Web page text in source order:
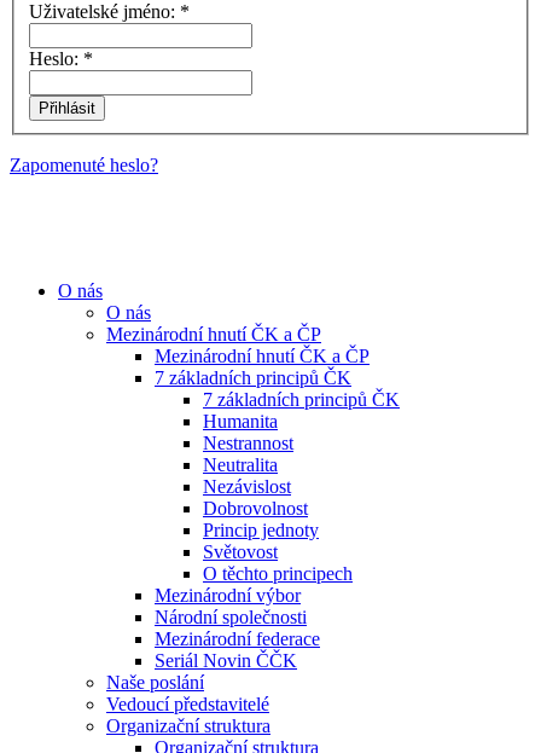
Uživatelské jméno: *
Heslo: *
Zapomenuté heslo?
O nás
O nás
Mezinárodní hnutí ČK a ČP
Mezinárodní hnutí ČK a ČP
7 základních principů ČK
7 základních principů ČK
Humanita
Nestrannost
Neutralita
Nezávislost
Dobrovolnost
Princip jednoty
Světovost
O těchto principech
Mezinárodní výbor
Národní společnosti
Mezinárodní federace
Seriál Novin ČČK
Naše poslání
Vedoucí představitelé
Organizační struktura
Organizační struktura